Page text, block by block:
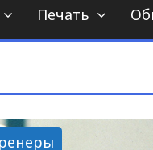
Печать